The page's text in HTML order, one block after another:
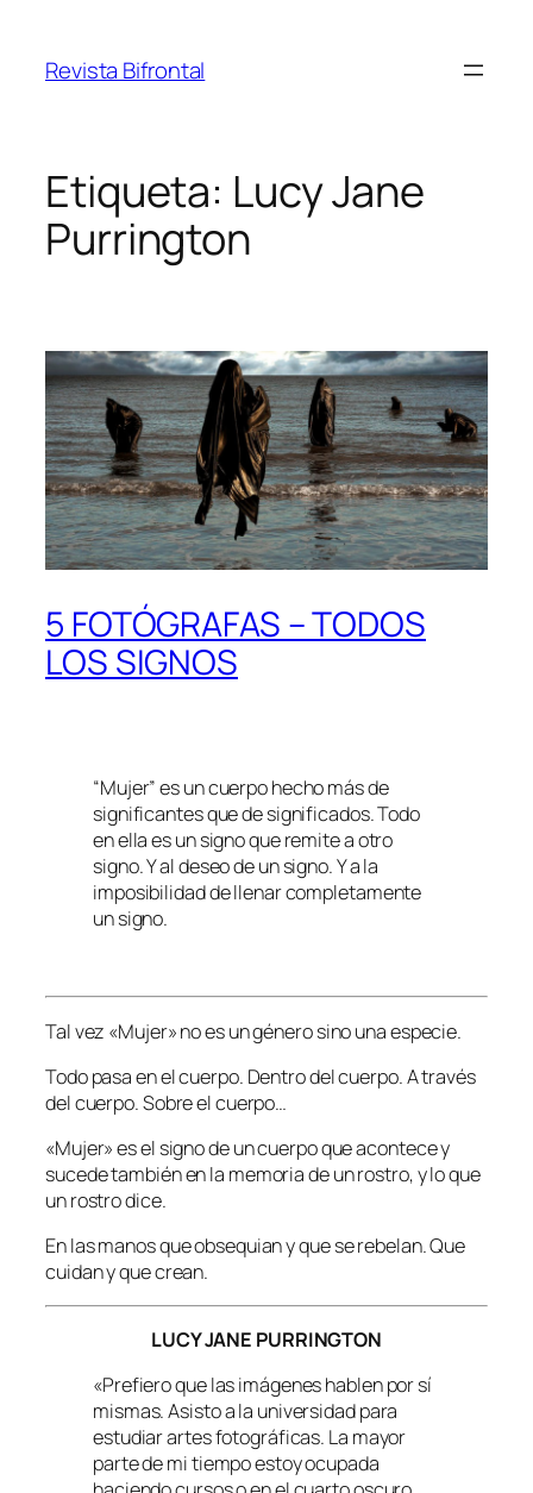
contenido
Revista Bifrontal
Etiqueta: Lucy Jane
Purrington
5 FOTÓGRAFAS – TODOS
LOS SIGNOS
“Mujer” es un cuerpo hecho más de
significantes que de significados. Todo
en ella es un signo que remite a otro
signo. Y al deseo de un signo. Y a la
imposibilidad de llenar completamente
un signo.
Tal vez «Mujer» no es un género sino una especie.
Todo pasa en el cuerpo. Dentro del cuerpo. A través
del cuerpo. Sobre el cuerpo…
«Mujer» es el signo de un cuerpo que acontece y
sucede también en la memoria de un rostro, y lo que
un rostro dice.
En las manos que obsequian y que se rebelan. Que
cuidan y que crean.
LUCY JANE PURRINGTON
«Prefiero que las imágenes hablen por sí
mismas. Asisto a la universidad para
estudiar artes fotográficas. La mayor
parte de mi tiempo estoy ocupada